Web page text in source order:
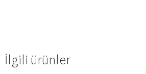
İlgili ürünler